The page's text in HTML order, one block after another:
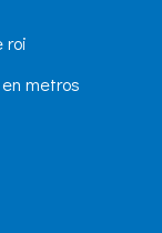
roi
metros